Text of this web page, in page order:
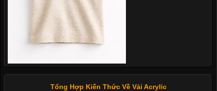
Tổng Hợp Kiến Thức Về Vải Acrylic